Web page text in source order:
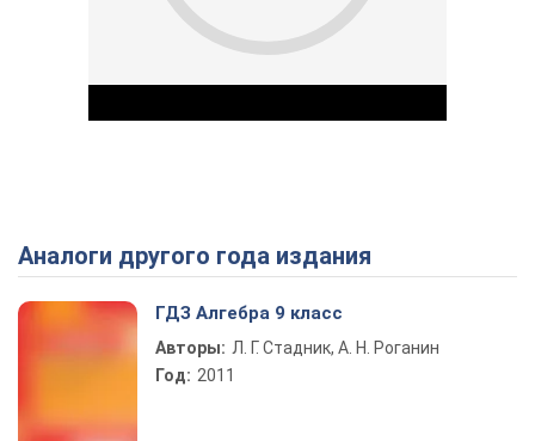
Play Video
Аналоги другого года издания
ГДЗ Алгебра 9 класс
Авторы: Л. Г. Стадник, А. Н. Роганин
Год: 2011